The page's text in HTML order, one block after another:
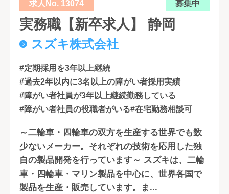
求人No. 13074 募集中
実務職【新卒求人】 静岡
スズキ株式会社
#定期採用を3年以上継続
#過去2年以内に3名以上の障がい者採用実績
#障がい者社員が3年以上継続勤務している
#障がい者社員の役職者がいる#在宅勤務相談可
～二輪車・四輪車の双方を生産する世界でも数
少ないメーカー。それぞれの技術を応用した独
自の製品開発を行っています～ スズキは、二輪
車・四輪車・マリン製品を中心に、世界各国で
製品を生産・販売しています。ま...